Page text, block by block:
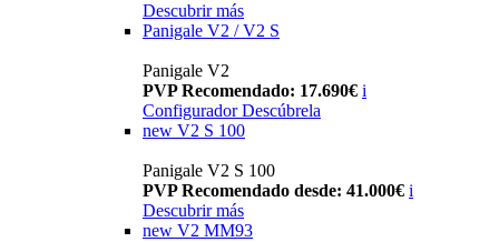
Descubrir más
Panigale V2 / V2 S
Panigale V2
PVP Recomendado: 17.690€ i
Configurador Descúbrela
new V2 S 100
Panigale V2 S 100
PVP Recomendado desde: 41.000€ i
Descubrir más
new V2 MM93